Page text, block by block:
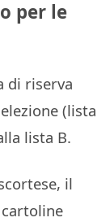
per le
di riserva
(lista
lista B.
il